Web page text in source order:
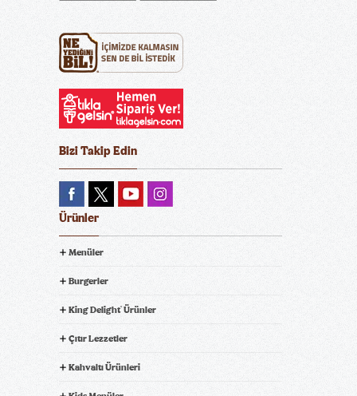
Bizi Takip Edin
Ürünler
Menüler
Burgerler
King Delight® Ürünler
Çıtır Lezzetler
Kahvaltı Ürünleri